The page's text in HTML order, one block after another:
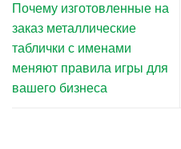
Почему изготовленные на
заказ металлические
таблички с именами
меняют правила игры для
вашего бизнеса